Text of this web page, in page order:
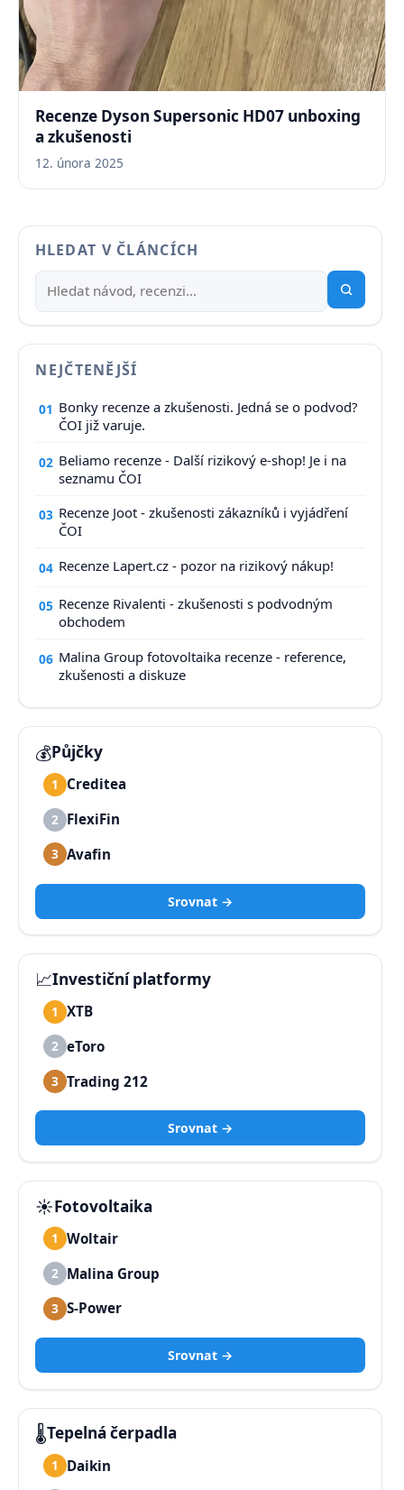
Recenze Dyson Supersonic HD07 unboxing
a zkušenosti
12. února 2025
HLEDAT V ČLÁNCÍCH
NEJČTENĚJŠÍ
01 Bonky recenze a zkušenosti. Jedná se o podvod?
ČOI již varuje.
02 Beliamo recenze - Další rizikový e-shop! Je i na
seznamu ČOI
03 Recenze Joot - zkušenosti zákazníků i vyjádření
ČOI
04 Recenze Lapert.cz - pozor na rizikový nákup!
05 Recenze Rivalenti - zkušenosti s podvodným
obchodem
06 Malina Group fotovoltaika recenze - reference,
zkušenosti a diskuze
💰Půjčky
1 Creditea
2 FlexiFin
3 Avafin
Srovnat →
📈Investiční platformy
1 XTB
2 eToro
3 Trading 212
Srovnat →
☀️Fotovoltaika
1 Woltair
2 Malina Group
3 S-Power
Srovnat →
🌡️Tepelná čerpadla
1 Daikin